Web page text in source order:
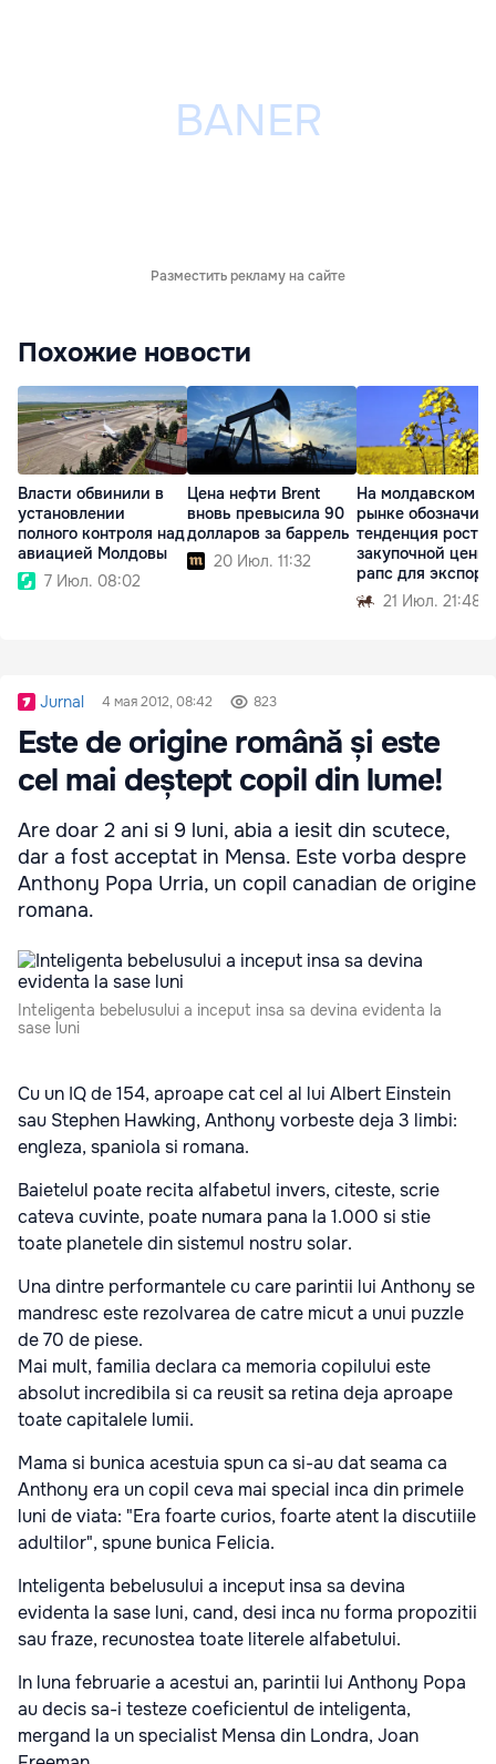
Разместить рекламу на сайте
Похожие новости
Власти обвинили в
установлении
полного контроля над
авиацией Молдовы
7 Июл. 08:02
Цена нефти Brent
вновь превысила 90
долларов за баррель
20 Июл. 11:32
На молдавском
рынке
тенденция роста
закупочной цены
рапс для
21 Июл. 21:48
Jurnal 4 мая 2012, 08:42 823
Este de origine română și este
cel mai deștept copil din lume!
Are doar 2 ani si 9 luni, abia a iesit din scutece,
dar a fost acceptat in Mensa. Este vorba despre
Anthony Popa Urria, un copil canadian de origine
romana.
Inteligenta bebelusului a inceput insa sa devina evidenta la
sase luni
Cu un IQ de 154, aproape cat cel al lui Albert Einstein
sau Stephen Hawking, Anthony vorbeste deja 3 limbi:
engleza, spaniola si romana.
Baietelul poate recita alfabetul invers, citeste, scrie
cateva cuvinte, poate numara pana la 1.000 si stie
toate planetele din sistemul nostru solar.
Una dintre performantele cu care parintii lui Anthony se
mandresc este rezolvarea de catre micut a unui puzzle
de 70 de piese.
Mai mult, familia declara ca memoria copilului este
absolut incredibila si ca reusit sa retina deja aproape
toate capitalele lumii.
Mama si bunica acestuia spun ca si-au dat seama ca
Anthony era un copil ceva mai special inca din primele
luni de viata: "Era foarte curios, foarte atent la discutiile
adultilor", spune bunica Felicia.
Inteligenta bebelusului a inceput insa sa devina
evidenta la sase luni, cand, desi inca nu forma propozitii
sau fraze, recunostea toate literele alfabetului.
In luna februarie a acestui an, parintii lui Anthony Popa
au decis sa-i testeze coeficientul de inteligenta,
mergand la un specialist Mensa din Londra, Joan